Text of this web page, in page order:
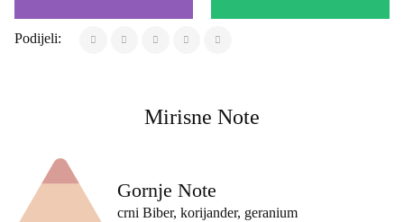
Podijeli:
Mirisne Note
Gornje Note
crni Biber, korijander, geranium